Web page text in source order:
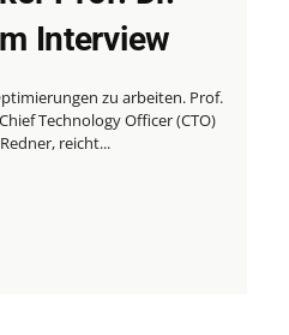
Interview
zu arbeiten. Prof.
Technology Officer (CTO)
reicht...